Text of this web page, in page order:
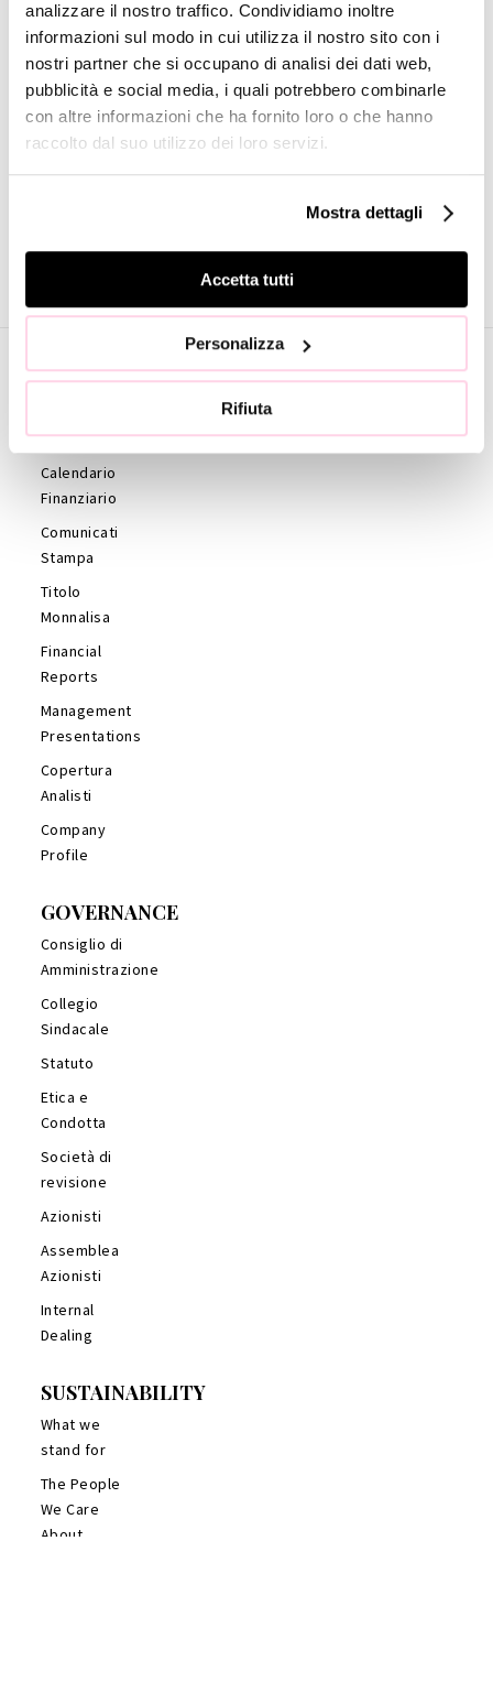
analizzare il nostro traffico. Condividiamo inoltre
informazioni sul modo in cui utilizza il nostro sito con i
nostri partner che si occupano di analisi dei dati web,
pubblicità e social media, i quali potrebbero combinarle
con altre informazioni che ha fornito loro o che hanno
raccolto dal suo utilizzo dei loro servizi.
Mostra dettagli
Accetta tutti
Personalizza
Rifiuta
Gli altri rifiuti imputabili all’azienda sono generati
dalla quotidiana gestione operativa aziendale e dalla
gestione delle attività intra-logistiche (per la maggior
parte si tratta di rifiuti generati dagli imballaggi dei
capi in arrivo presso i magazzini di smistamento).
Per la carta e la plastica è operativa un’accurata
raccolta differenziata con Eco-Box collocati in tutti gli
RELATIONS
Calendario
Finanziario
Comunicati
Stampa
Titolo
Monnalisa
Financial
Reports
Management
Presentations
Copertura
Analisti
Company
Profile
GOVERNANCE
Consiglio di
Amministrazione
Collegio
Sindacale
Statuto
Etica e
Condotta
Società di
revisione
Azionisti
Assemblea
Azionisti
Internal
Dealing
SUSTAINABILITY
What we
stand for
The People
We Care
About